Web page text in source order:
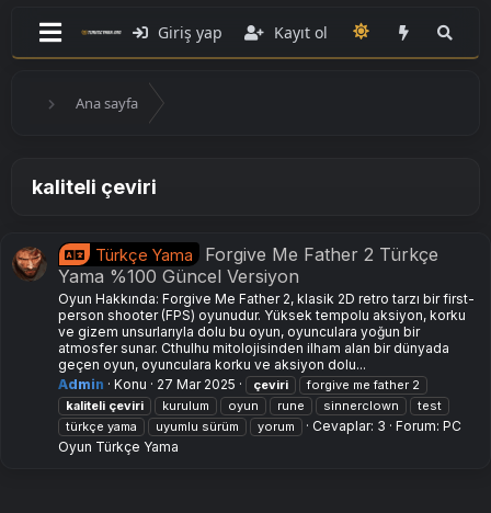
Giriş yap Kayıt ol
Ana sayfa
kaliteli çeviri
Türkçe Yama
Forgive Me Father 2 Türkçe
Yama %100 Güncel Versiyon
Oyun Hakkında: Forgive Me Father 2, klasik 2D retro tarzı bir first-
person shooter (FPS) oyunudur. Yüksek tempolu aksiyon, korku
ve gizem unsurlarıyla dolu bu oyun, oyunculara yoğun bir
atmosfer sunar. Cthulhu mitolojisinden ilham alan bir dünyada
geçen oyun, oyunculara korku ve aksiyon dolu...
Admin
Konu 27 Mar 2025 çeviri
forgive me father 2
kaliteli çeviri kurulum oyun rune sinnerclown
test
türkçe yama
uyumlu sürüm yorum Cevaplar: 3 Forum: PC
Oyun Türkçe Yama